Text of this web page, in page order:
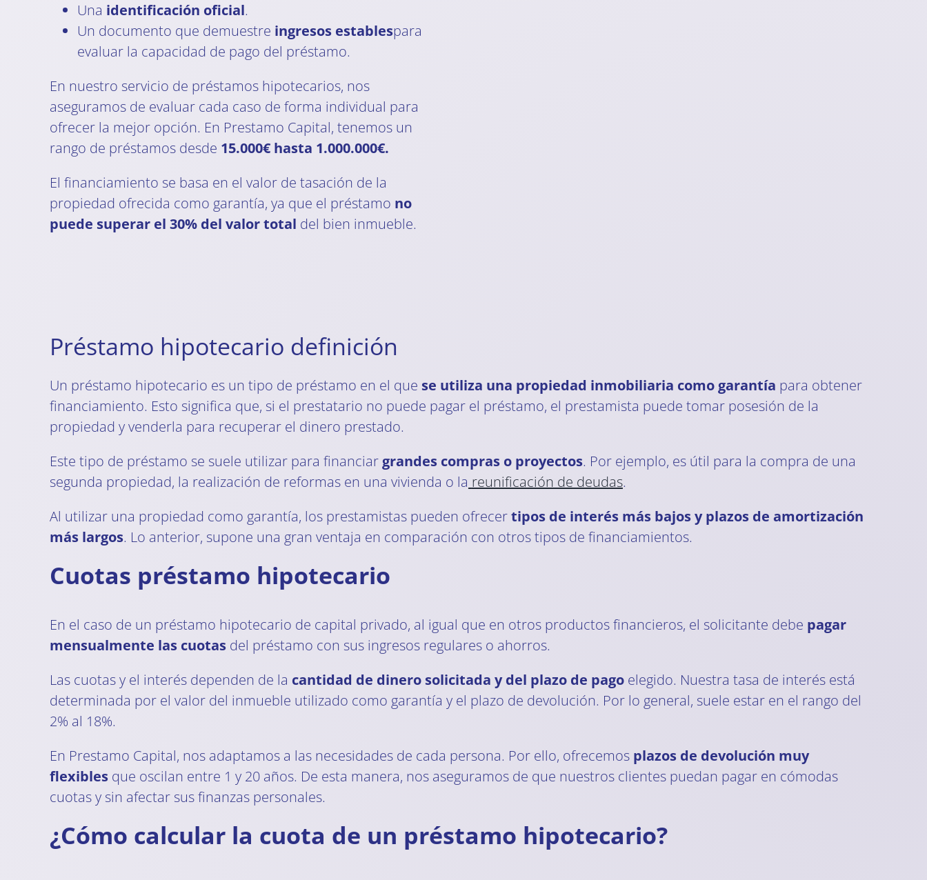
Una identificación oficial.
Un documento que demuestre ingresos establespara
evaluar la capacidad de pago del préstamo.
En nuestro servicio de préstamos hipotecarios, nos
aseguramos de evaluar cada caso de forma individual para
ofrecer la mejor opción. En Prestamo Capital, tenemos un
rango de préstamos desde 15.000€ hasta 1.000.000€.
El financiamiento se basa en el valor de tasación de la
propiedad ofrecida como garantía, ya que el préstamo no
puede superar el 30% del valor total del bien inmueble.
Préstamo hipotecario definición
Un préstamo hipotecario es un tipo de préstamo en el que se utiliza una propiedad inmobiliaria como garantía para obtener
financiamiento. Esto significa que, si el prestatario no puede pagar el préstamo, el prestamista puede tomar posesión de la
propiedad y venderla para recuperar el dinero prestado.
Este tipo de préstamo se suele utilizar para financiar grandes compras o proyectos. Por ejemplo, es útil para la compra de una
segunda propiedad, la realización de reformas en una vivienda o la reunificación de deudas.
Al utilizar una propiedad como garantía, los prestamistas pueden ofrecertipos de interés más bajos y plazos de amortización
más largos. Lo anterior, supone una gran ventaja en comparación con otros tipos de financiamientos.
Cuotas préstamo hipotecario
En el caso de un préstamo hipotecario de capital privado, al igual que en otros productos financieros, el solicitante debe pagar
mensualmente las cuotasdel préstamo con sus ingresos regulares o ahorros.
Las cuotas y el interés dependen de la cantidad de dinero solicitada y del plazo de pagoelegido. Nuestra tasa de interés está
determinada por el valor del inmueble utilizado como garantía y el plazo de devolución. Por lo general, suele estar en el rango del
2% al 18%.
En Prestamo Capital, nos adaptamos a las necesidades de cada persona. Por ello, ofrecemos plazos de devolución muy
flexiblesque oscilan entre 1 y 20 años. De esta manera, nos aseguramos de que nuestros clientes puedan pagar en cómodas
cuotas y sin afectar sus finanzas personales.
¿Cómo calcular la cuota de un préstamo hipotecario?